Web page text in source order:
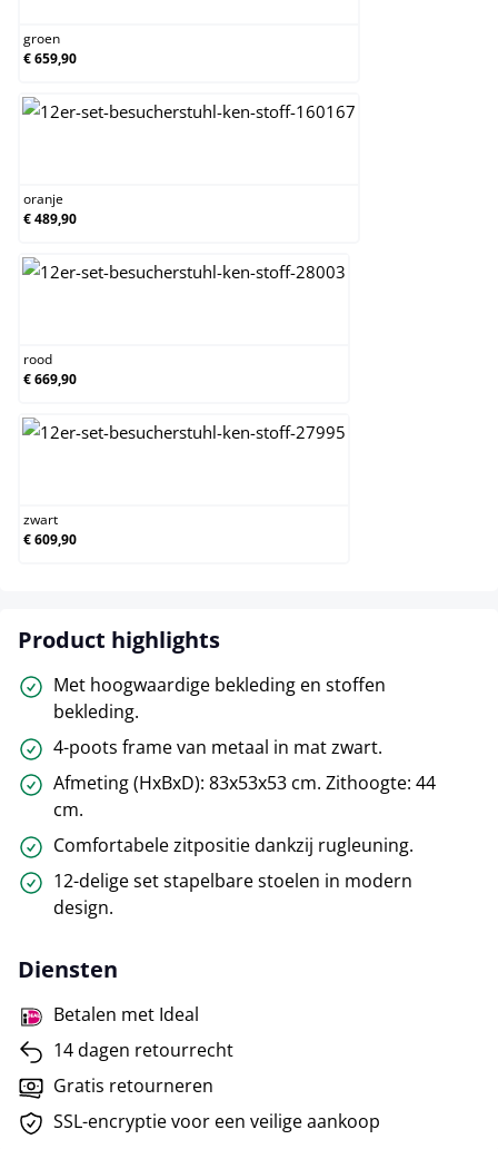
groen
€ 659,90
oranje
€ 489,90
rood
€ 669,90
zwart
€ 609,90
Product highlights
Met hoogwaardige bekleding en stoffen
bekleding.
4-poots frame van metaal in mat zwart.
Afmeting (HxBxD): 83x53x53 cm. Zithoogte: 44
cm.
Comfortabele zitpositie dankzij rugleuning.
12-delige set stapelbare stoelen in modern
design.
Diensten
Betalen met Ideal
14 dagen retourrecht
Gratis retourneren
SSL-encryptie voor een veilige aankoop